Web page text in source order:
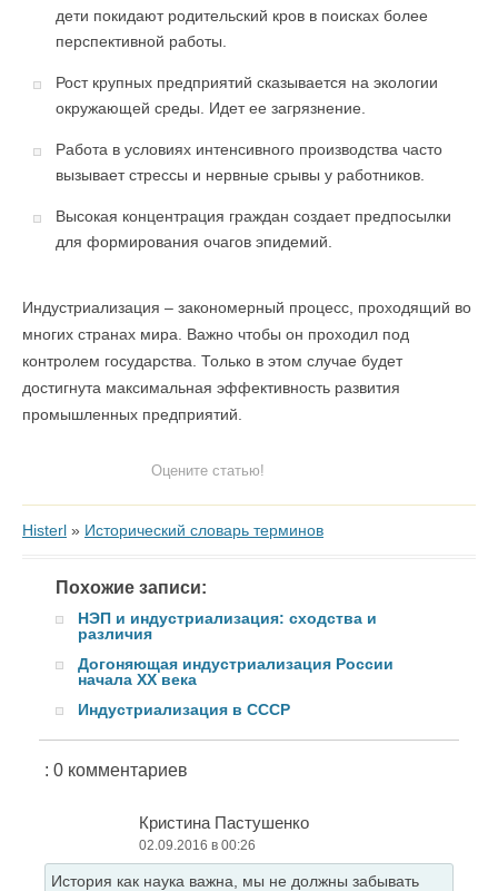
дети покидают родительский кров в поисках более
перспективной работы.
Рост крупных предприятий сказывается на экологии
окружающей среды. Идет ее загрязнение.
Работа в условиях интенсивного производства часто
вызывает стрессы и нервные срывы у работников.
Высокая концентрация граждан создает предпосылки
для формирования очагов эпидемий.
Индустриализация – закономерный процесс, проходящий во
многих странах мира. Важно чтобы он проходил под
контролем государства. Только в этом случае будет
достигнута максимальная эффективность развития
промышленных предприятий.
Оцените статью!
Histerl » Исторический словарь терминов
Похожие записи:
НЭП и индустриализация: сходства и
различия
Догоняющая индустриализация России
начала XX века
Индустриализация в СССР
: 0 комментариев
Кристина Пастушенко
02.09.2016 в 00:26
История как наука важна, мы не должны забывать